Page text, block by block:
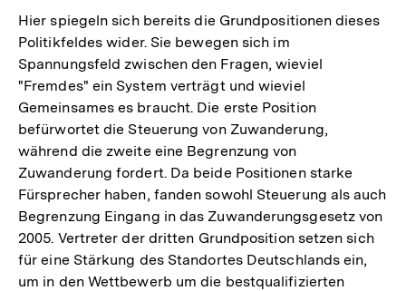
der
Fußnote
Hier spiegeln sich bereits die Grundpositionen dieses
Politikfeldes wider. Sie bewegen sich im
Spannungsfeld zwischen den Fragen, wieviel
"Fremdes" ein System verträgt und wieviel
Gemeinsames es braucht. Die erste Position
befürwortet die Steuerung von Zuwanderung,
während die zweite eine Begrenzung von
Zuwanderung fordert. Da beide Positionen starke
Fürsprecher haben, fanden sowohl Steuerung als auch
Begrenzung Eingang in das Zuwanderungsgesetz von
2005. Vertreter der dritten Grundposition setzen sich
für eine Stärkung des Standortes Deutschlands ein,
um in den Wettbewerb um die bestqualifizierten